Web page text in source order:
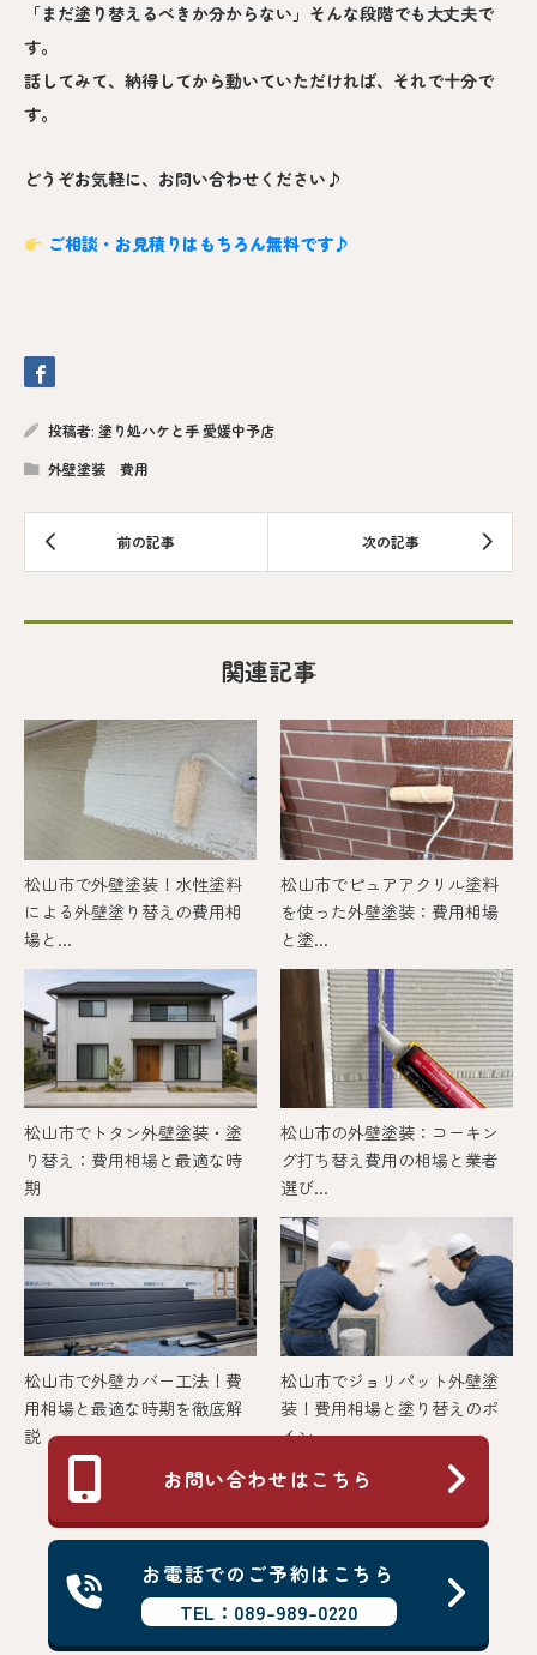
「まだ塗り替えるべきか分からない」そんな段階でも大丈夫で
す。
話してみて、納得してから動いていただければ、それで十分で
す。
どうぞお気軽に、お問い合わせください♪
ご相談・お見積りはもちろん無料です♪
投稿者: 塗り処ハケと手 愛媛中予店
外壁塗装 費用
関連記事
松山市で外壁塗装！水性塗料
による外壁塗り替えの費用相
場と...
松山市でピュアアクリル塗料
を使った外壁塗装：費用相場
と塗...
松山市でトタン外壁塗装・塗
り替え：費用相場と最適な時
期
松山市の外壁塗装：コーキン
グ打ち替え費用の相場と業者
選び...
松山市で外壁カバー工法！費
用相場と最適な時期を徹底解
説
松山市でジョリパット外壁塗
装！費用相場と塗り替えのポ
イン...
お問い合わせはこちら
お電話でのご予約はこちら
TEL：089-989-0220